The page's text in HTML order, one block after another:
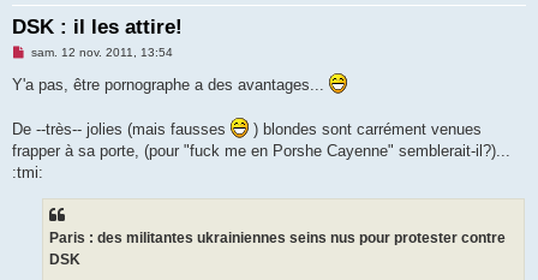
DSK : il les attire!
M
s
s
e
n
n
sam. 12 nov. 2011, 13:54
Y'a pas, être pornographe a des avantages...
De --très-- jolies (mais fausses
) blondes sont carrément venues
frapper à sa porte, (pour "fuck me en Porshe Cayenne" semblerait-il?)...
:tmi:
Paris : des militantes ukrainiennes seins nus pour protester contre
DSK